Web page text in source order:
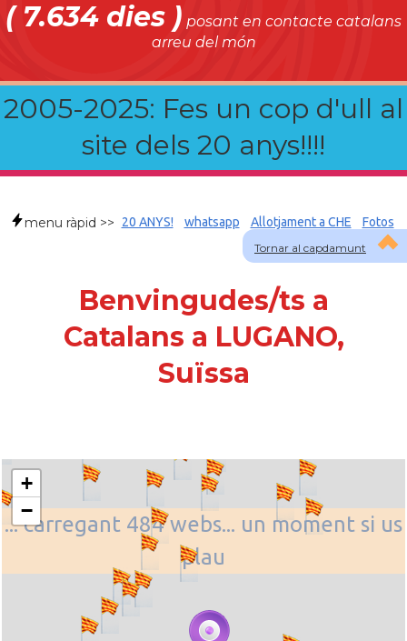
( 7.634 dies ) posant en contacte catalans
arreu del món
2005-2025: Fes un cop d'ull al
site dels 20 anys!!!!
Tornar al capdamunt
menu ràpid >> 20 ANYS! whatsapp Allotjament a CHE Fotos
Benvingudes/ts a
Catalans a LUGANO,
Suïssa
... carregant 484 webs... un moment si us
plau
+
−